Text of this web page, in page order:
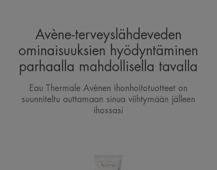
Avène-terveyslähdeveden
ominaisuuksien hyödyntäminen
parhaalla mahdollisella tavalla
Eau Thermale Avènen ihonhoitotuotteet on
suunniteltu auttamaan sinua viihtymään jälleen
ihossasi
Restorative